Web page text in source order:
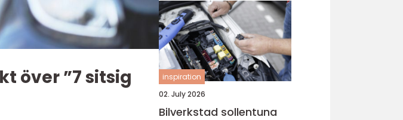
över ”7 sitsig
inspiration
02. July 2026
Bilverkstad sollentuna